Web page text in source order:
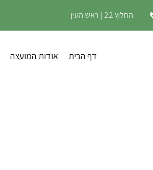
החלוץ 22 | ראש העין
דף הבית אודות המועצה